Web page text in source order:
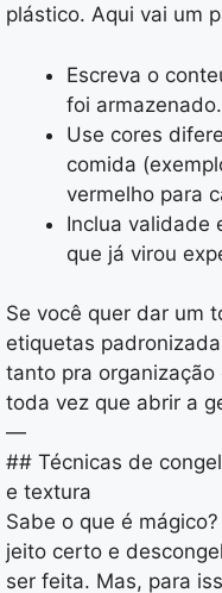
plástico. Aqui vai um
Escreva o
foi armazenado.
Use cores
comida
vermelho para
Inclua validade
que já virou
Se você quer dar um
etiquetas
tanto pra
toda vez que abrir a
—
## Técnicas de
e textura
Sabe o que é
jeito certo e
ser feita. Mas, para